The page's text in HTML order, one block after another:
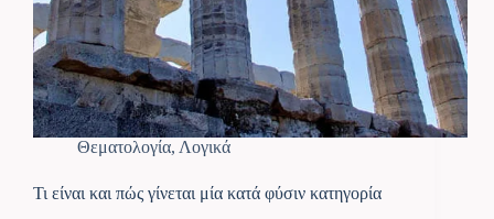
Θεματολογία, Λογικά
Τι είναι και πώς γίνεται μία κατά φύσιν κατηγορία